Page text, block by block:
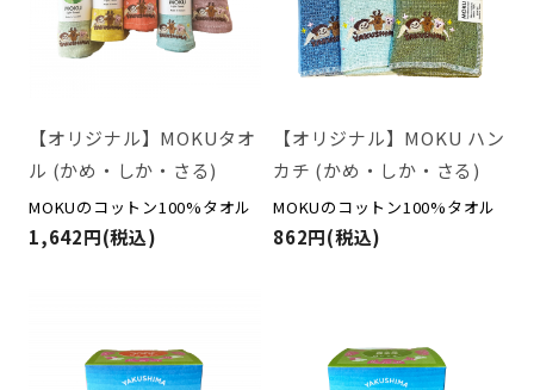
【オリジナル】MOKUタオ
ル (かめ・しか・さる)
MOKUのコットン100%タオル
1,642円(税込)
【オリジナル】MOKU ハン
カチ (かめ・しか・さる)
MOKUのコットン100%タオル
862円(税込)